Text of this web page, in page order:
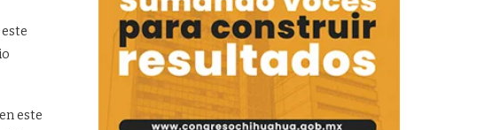
este